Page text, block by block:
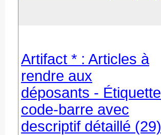
Artifact * : Articles à
rendre aux
déposants - Étiquette
code-barre avec
descriptif détaillé (29)